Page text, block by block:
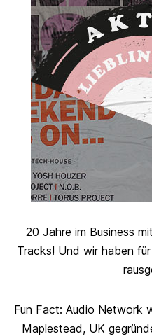
20 Jahre im Business
Tracks! Und wir haben
Fun Fact: Audio Network
Maplestead, UK